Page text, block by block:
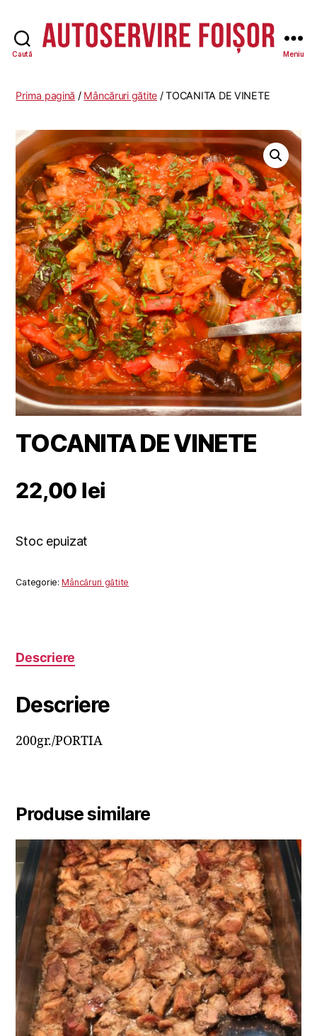
Caută
-
Meniu
Prima pagină / Mâncăruri gătite / TOCANITA DE VINETE
TOCANITA DE VINETE
22,00 lei
Stoc epuizat
Categorie:Mâncăruri gătite
Descriere
Descriere
200gr./PORTIA
Produse similare